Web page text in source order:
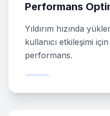
Performans
Yıldırım hızında
kullanıcı etkileşimi
performans.